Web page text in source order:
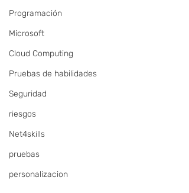
Programación
Microsoft
Cloud Computing
Pruebas de habilidades
Seguridad
riesgos
Net4skills
pruebas
personalizacion